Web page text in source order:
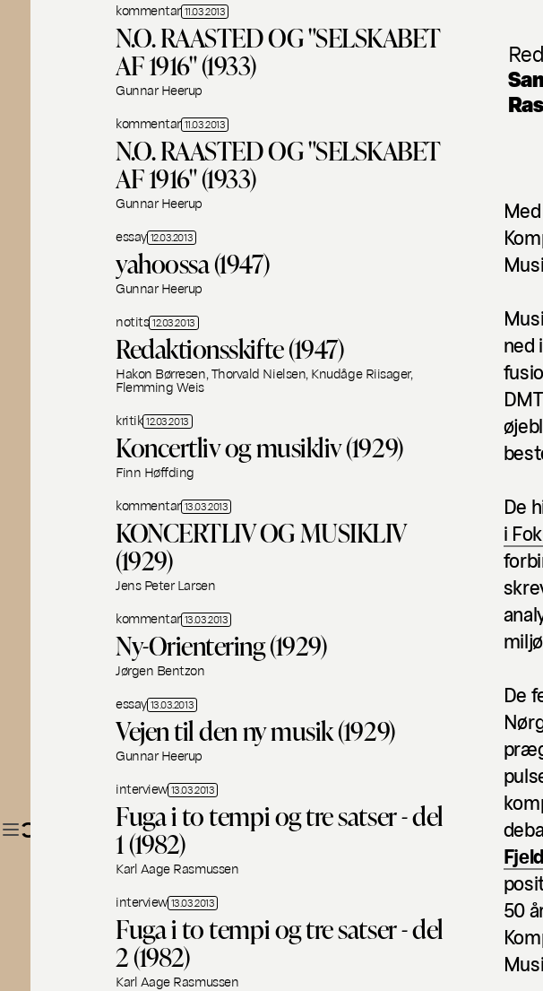
kommentar 11.03.2013
N.O. RAASTED OG "SELSKABET
AF 1916" (1933)
Gunnar Heerup
kommentar 11.03.2013
N.O. RAASTED OG "SELSKABET
AF 1916" (1933)
Gunnar Heerup
essay 12.03.2013
yahoossa (1947)
Gunnar Heerup
notits 12.03.2013
Redaktionsskifte (1947)
Hakon Børresen, Thorvald Nielsen, Knudåge Riisager,
Flemming Weis
kritik 12.03.2013
Koncertliv og musikliv (1929)
Finn Høffding
kommentar 13.03.2013
KONCERTLIV OG MUSIKLIV
(1929)
Jens Peter Larsen
kommentar 13.03.2013
Ny-Orientering (1929)
Jørgen Bentzon
essay 13.03.2013
Vejen til den ny musik (1929)
Gunnar Heerup
interview 13.03.2013
Fuga i to tempi og tre satser - del
1 (1982)
Karl Aage Rasmussen
interview 13.03.2013
Fuga i to tempi og tre satser - del
2 (1982)
Karl Aage Rasmussen
Med
ned
De
i
De
50
MUSIKHISTORIER – CLASSIC